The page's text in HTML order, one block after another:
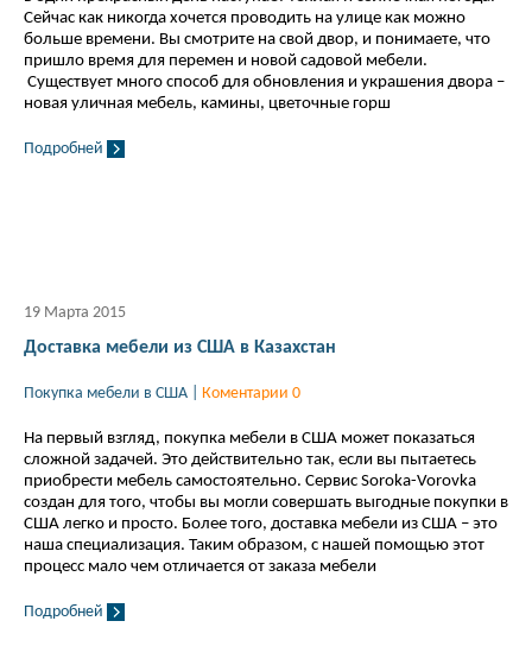
Сейчас как никогда хочется проводить на улице как можно
больше времени. Вы смотрите на свой двор, и понимаете, что
пришло время для перемен и новой садовой мебели.
Существует много способ для обновления и украшения двора –
новая уличная мебель, камины, цветочные горш
Подробней
19 Марта 2015
Доставка мебели из США в Казахстан
Покупка мебели в США Коментарии 0
На первый взгляд, покупка мебели в США может показаться
сложной задачей. Это действительно так, если вы пытаетесь
приобрести мебель самостоятельно. Сервис Soroka-Vorovka
создан для того, чтобы вы могли совершать выгодные покупки в
США легко и просто. Более того, доставка мебели из США – это
наша специализация. Таким образом, с нашей помощью этот
процесс мало чем отличается от заказа мебели
Подробней